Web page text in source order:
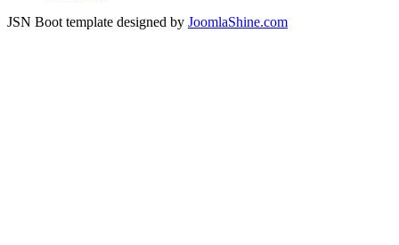
JSN Boot template designed by JoomlaShine.com